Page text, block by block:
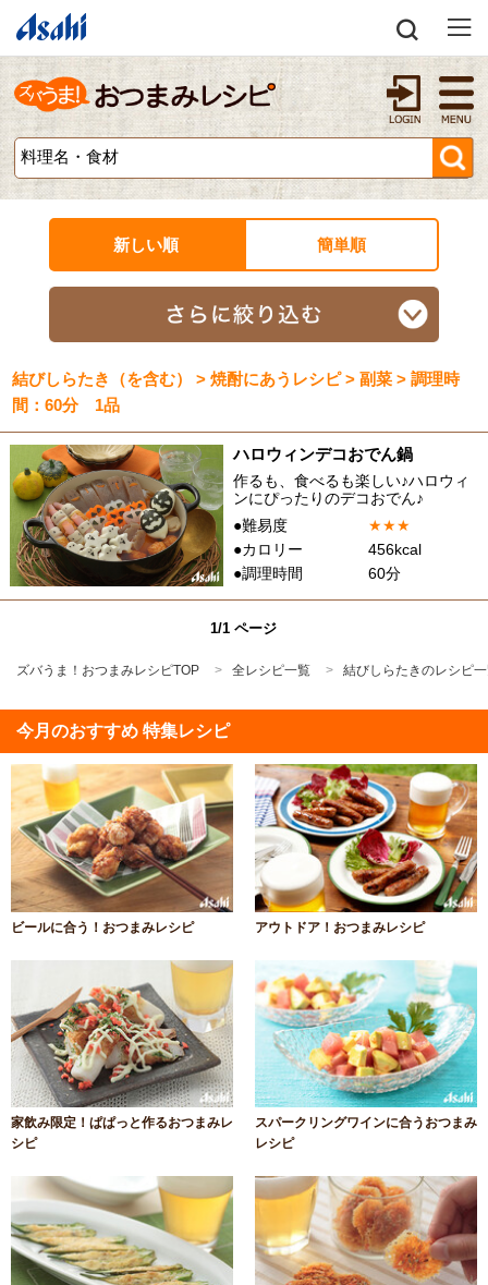
新しい順 簡単順
結びしらたき（を含む） > 焼酎にあうレシピ > 副菜 > 調理時
間：60分 1品
ハロウィンデコおでん鍋
作るも、食べるも楽しい♪ハロウィ
ンにぴったりのデコおでん♪
●難易度
★★★
●カロリー
456kcal
●調理時間
60分
1/1 ページ
ズバうま！おつまみレシピTOP 全レシピ一覧 結びしらたきのレシピ
今月のおすすめ 特集レシピ
ビールに合う！おつまみレシピ アウトドア！おつまみレシピ
家飲み限定！ぱぱっと作るおつまみレ
シピ
スパークリングワインに合うおつまみ
レシピ